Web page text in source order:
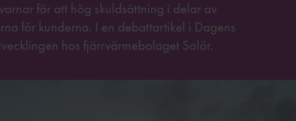
för att hög skuldsättning i delar av
för kunderna. I en debattartikel i Dagens
hos fjärrvärmebolaget Solör.